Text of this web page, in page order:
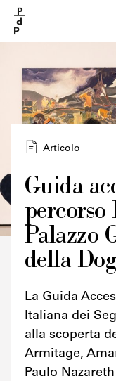
contenuto
principale
Articolo
Guida
Palazzo
della
La Guida
Italiana dei
alla scoperta
Armitage,
Paulo Nazareth